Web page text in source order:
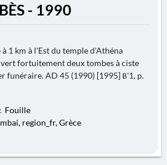
- 1990
1 km à l'Est du temple d'Athéna
fortuitement deux tombes à ciste
funéraire. AD 45 (1990) [1995] Β'1, p.
Fouille
region_fr, Grèce